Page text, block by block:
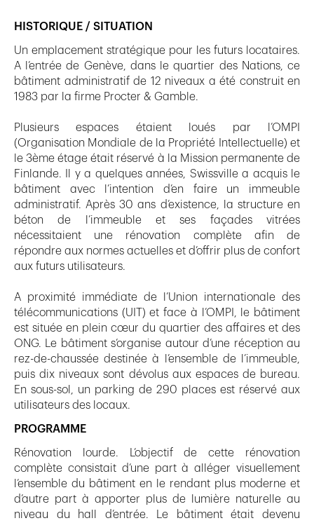
HISTORIQUE / SITUATION
Un emplacement stratégique pour les futurs locataires.
A l’entrée de Genève, dans le quartier des Nations, ce
bâtiment administratif de 12 niveaux a été construit en
1983 par la firme Procter & Gamble.
Plusieurs espaces étaient loués par l’OMPI
(Organisation Mondiale de la Propriété Intellectuelle) et
le 3ème étage était réservé à la Mission permanente de
Finlande. Il y a quelques années, Swissville a acquis le
bâtiment avec l’intention d’en faire un immeuble
administratif. Après 30 ans d’existence, la structure en
béton de l’immeuble et ses façades vitrées
nécessitaient une rénovation complète afin de
répondre aux normes actuelles et d’offrir plus de confort
aux futurs utilisateurs.
A proximité immédiate de l’Union internationale des
télécommunications (UIT) et face à l’OMPI, le bâtiment
est située en plein cœur du quartier des affaires et des
ONG. Le bâtiment s’organise autour d’une réception au
rez-de-chaussée destinée à l’ensemble de l’immeuble,
puis dix niveaux sont dévolus aux espaces de bureau.
En sous-sol, un parking de 290 places est réservé aux
utilisateurs des locaux.
PROGRAMME
Rénovation lourde. L’objectif de cette rénovation
complète consistait d’une part à alléger visuellement
l’ensemble du bâtiment en le rendant plus moderne et
d’autre part à apporter plus de lumière naturelle au
niveau du hall d’entrée. Le bâtiment était devenu